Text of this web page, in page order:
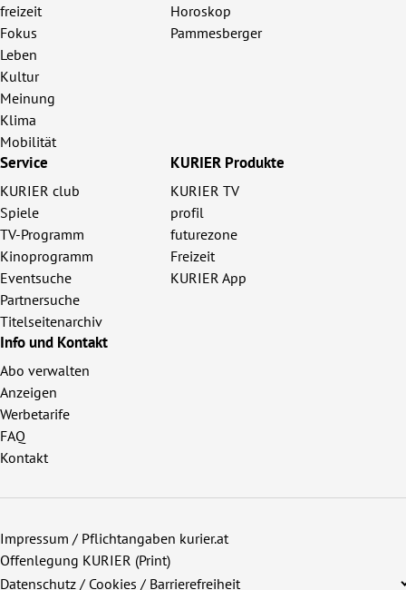
freizeit
Fokus
Leben
Kultur
Meinung
Klima
Mobilität
Horoskop
Pammesberger
Service
KURIER club
Spiele
TV-Programm
Kinoprogramm
Eventsuche
Partnersuche
Titelseitenarchiv
KURIER Produkte
KURIER TV
profil
futurezone
Freizeit
KURIER App
Info und Kontakt
Abo verwalten
Anzeigen
Werbetarife
FAQ
Kontakt
Impressum / Pflichtangaben kurier.at
Offenlegung KURIER (Print)
Datenschutz / Cookies / Barrierefreiheit